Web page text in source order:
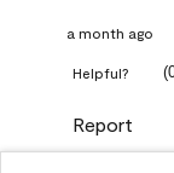
a month ago
Helpful? (
Report